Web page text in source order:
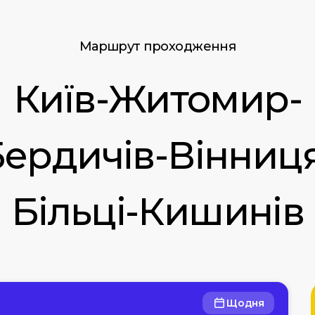
Маршрут проходження
Київ-Житомир-
Більці-Кишинів
Щодня